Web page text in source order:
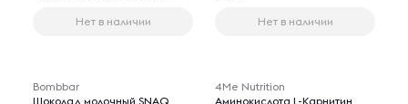
Нет в наличии Нет в наличии
Bombbar
Шоколад молочный SNAQ
4Me Nutrition
Аминокислота L-Карнитин